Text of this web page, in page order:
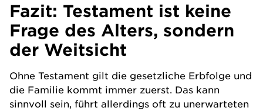
Fazit: Testament ist keine
Frage des Alters, sondern
der Weitsicht
Ohne Testament gilt die gesetzliche Erbfolge und
die Familie kommt immer zuerst. Das kann
sinnvoll sein, führt allerdings oft zu unerwarteten